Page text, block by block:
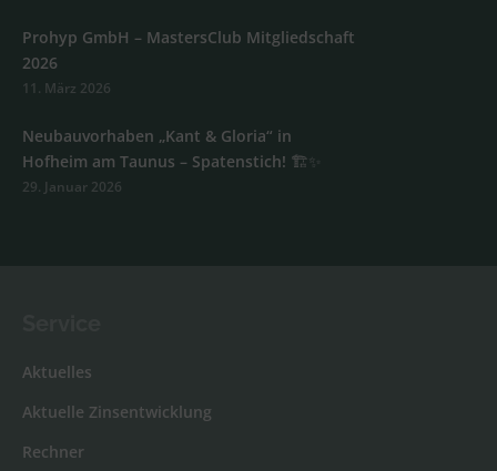
Prohyp GmbH – MastersClub Mitgliedschaft
2026
11. März 2026
Neubauvorhaben „Kant & Gloria“ in
Hofheim am Taunus – Spatenstich! 🏗️✨
29. Januar 2026
Aktuelles
Aktuelle Zinsentwicklung
Rechner